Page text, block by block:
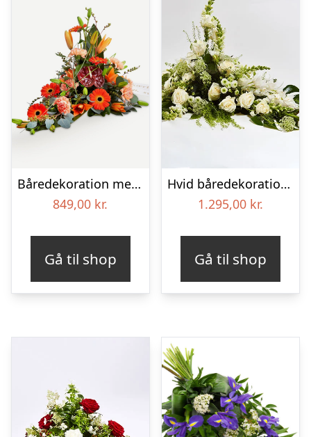
Båredekoration med bånd
849,00 kr.
Gå til shop
Hvid båredekoration – Blomster til begravelse
1.295,00 kr.
Gå til shop